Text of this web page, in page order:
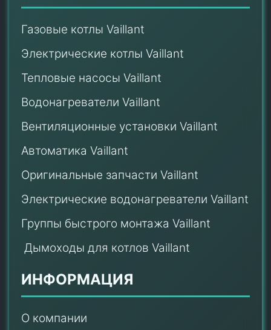
Газовые котлы Vaillant
Электрические котлы Vaillant
Тепловые насосы Vaillant
Водонагреватели Vaillant
Вентиляционные установки Vaillant
Автоматика Vaillant
Оригинальные запчасти Vaillant
Электрические водонагреватели Vaillant
Группы быстрого монтажа Vaillant
Дымоходы для котлов Vaillant
ИНФОРМАЦИЯ
О компании